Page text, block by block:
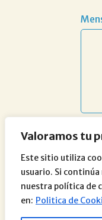
Valoramos tu
Este sitio utiliza
usuario. Si
nuestra política de
en: Politica de